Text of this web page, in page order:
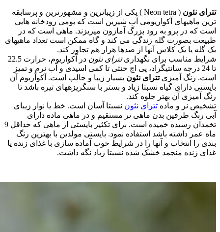
تترای نئون
( Neon tetra ) یکی از زیباترین و مشهورترین و پرسابقه
ترین ماهیهای آکواریومی آب شیرین است که بومی رودخانه هایی
است که در پرو به رود بزرگ آمازون میریزند. ماهی است که در
طبیعت بصورت گله زندگی می کند و گاه ممکن است تعداد ماهیهای
یک گله یا یک کلاس آنها از صدها هزار هم تجاوز کند.
شرایط مناسب برای نگهداریتترای نئون
در آکواریوم، حرارت 22.5
تا 24 درجه سانتیگراد، پی اچ خنثی تا کمی اسیدی و آب نرم و تمیز
است. رنگ آمیزیتترای نئون بسیار زیبا و جالب است. آکوآریوم آن
بایستی دارای گیاه نسبتا زیاد و بستر با سنگریزههای تیره باشد تا
رنگ آمیزی آن بهتر جلوه کند.
تشخیص نر و ماده تترای نئون نسبتا آسان است. خط یا نوار زیبای
آبی رنگ طرفین بدن ماهی نر مستقیم و در ماهی ماده دارای
تخمدان رسیده خمیده است. برای تکثیر بایستی از ماهی که حداقل 9
ماه عمر داشته باشد استفاده نمود. بایستی مولدین با بهترین رنگ
بندی را انتخاب و آنها را در شرایط خوب آماده سازی با غذای زنده یا
غذای زنده منجمد خشک شده نسبتا زیاد نگه داشت.